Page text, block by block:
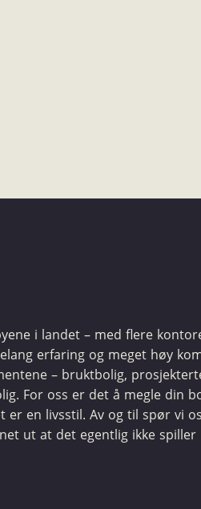
i landet – med flere
erfaring og meget høy
– bruktbolig,
For oss er det å megle din
er en livsstil. Av og til spør vi
ut at det egentlig ikke